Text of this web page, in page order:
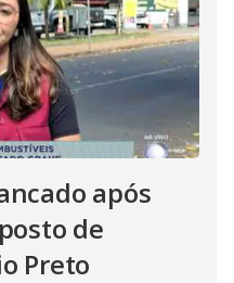
após
de
Preto